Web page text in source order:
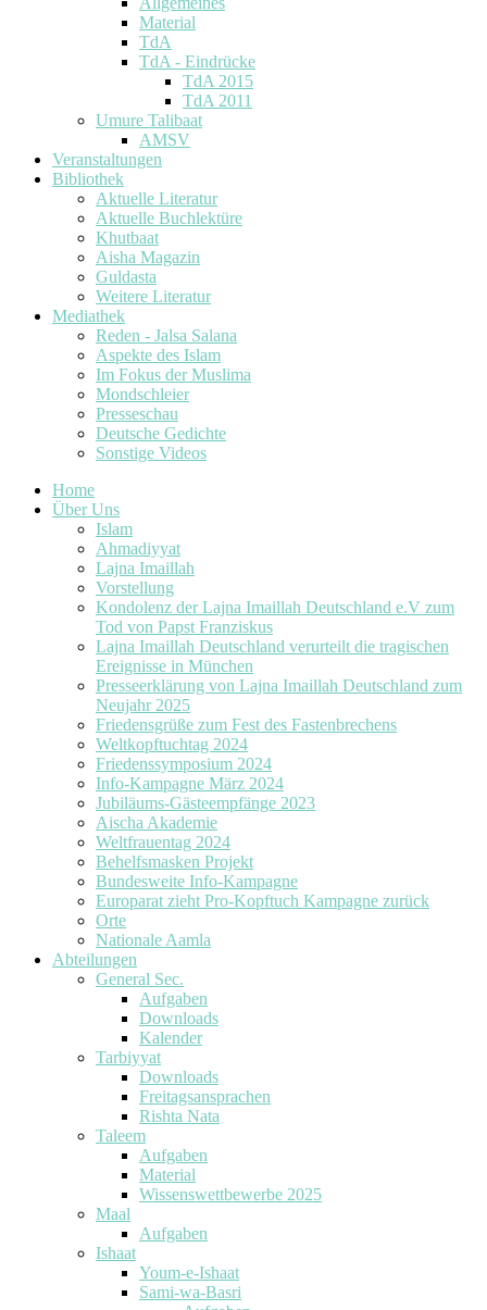
Material
TdA
TdA - Eindrücke
TdA 2015
TdA 2011
Umure Talibaat
AMSV
Veranstaltungen
Bibliothek
Aktuelle Literatur
Aktuelle Buchlektüre
Khutbaat
Aisha Magazin
Guldasta
Weitere Literatur
Mediathek
Reden - Jalsa Salana
Aspekte des Islam
Im Fokus der Muslima
Mondschleier
Presseschau
Deutsche Gedichte
Sonstige Videos
Home
Über Uns
Islam
Ahmadiyyat
Lajna Imaillah
Vorstellung
Kondolenz der Lajna Imaillah Deutschland e.V zum
Tod von Papst Franziskus
Lajna Imaillah Deutschland verurteilt die tragischen
Ereignisse in München
Presseerklärung von Lajna Imaillah Deutschland zum
Neujahr 2025
Friedensgrüße zum Fest des Fastenbrechens
Weltkopftuchtag 2024
Friedenssymposium 2024
Info-Kampagne März 2024
Jubiläums-Gästeempfänge 2023
Aischa Akademie
Weltfrauentag 2024
Behelfsmasken Projekt
Bundesweite Info-Kampagne
Europarat zieht Pro-Kopftuch Kampagne zurück
Orte
Nationale Aamla
Abteilungen
General Sec.
Aufgaben
Downloads
Kalender
Tarbiyyat
Downloads
Freitagsansprachen
Rishta Nata
Taleem
Aufgaben
Material
Wissenswettbewerbe 2025
Maal
Aufgaben
Ishaat
Youm-e-Ishaat
Sami-wa-Basri